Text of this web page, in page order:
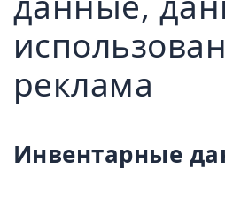
реклама
Инвентарные